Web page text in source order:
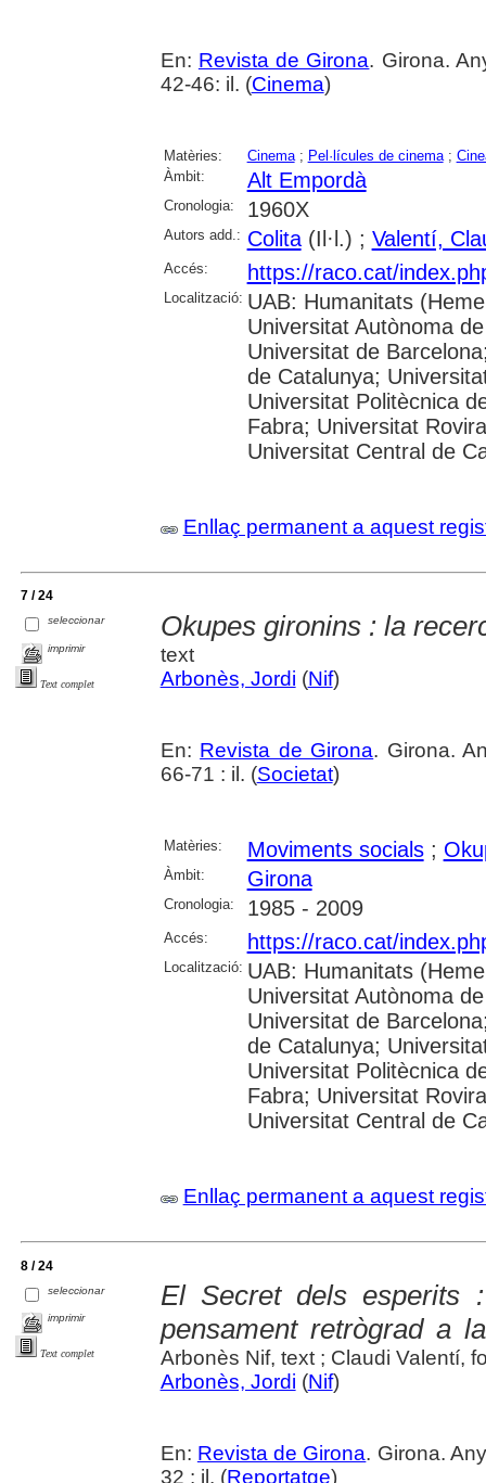
En: Revista de Girona. Girona.
42-46: il. (Cinema)
Matèries: Cinema; Pel·lícules de cinema;
Àmbit:
Alt Empordà
Cronologia: 1960X
Autors add.: Colita(Il·l.) ; Valentí,
Accés: https://raco.cat/
Localització: UAB: Humanitats
Universitat Autònoma
Universitat de
de Catalunya;
Universitat Politècnica
Fabra; Universitat
Universitat Central de
Enllaç permanent a aquest
7 / 24
seleccionar
imprimir
Text complet
Okupes gironins : la
text
Arbonès, Jordi (Nif)
En: Revista de Girona. Girona.
66-71 : il. (Societat)
Matèries: Moviments socials;
Àmbit: Girona
Cronologia: 1985 - 2009
Accés: https://raco.cat/
Localització: UAB: Humanitats
Universitat Autònoma
Universitat de
de Catalunya;
Universitat Politècnica
Fabra; Universitat
Universitat Central de
Enllaç permanent a aquest
8 / 24
seleccionar
imprimir
Text complet
El Secret dels esperits
pensament retrògrad a
Arbonès Nif, text ; Claudi Valentí,
Arbonès, Jordi (Nif)
En: Revista de Girona. Girona.
32 : il. (Reportatge)